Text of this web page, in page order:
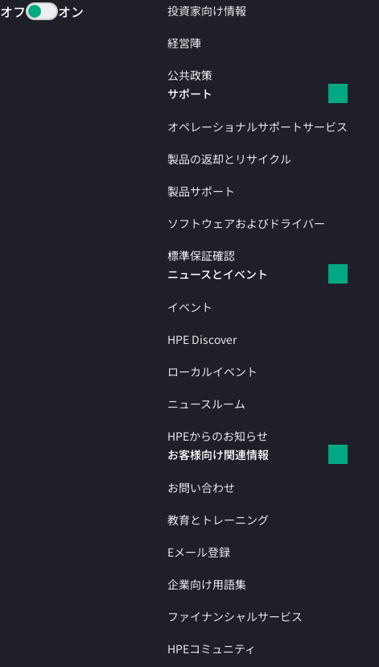
オフ
オン
投資家向け情報
経営陣
公共政策
サポート
オペレーショナルサポートサービス
製品の返却とリサイクル
製品サポート
ソフトウェアおよびドライバー
標準保証確認
ニュースとイベント
イベント
HPE Discover
ローカルイベント
ニュースルーム
HPEからのお知らせ
お客様向け関連情報
お問い合わせ
教育とトレーニング
Eメール登録
企業向け用語集
ファイナンシャルサービス
HPEコミュニティ